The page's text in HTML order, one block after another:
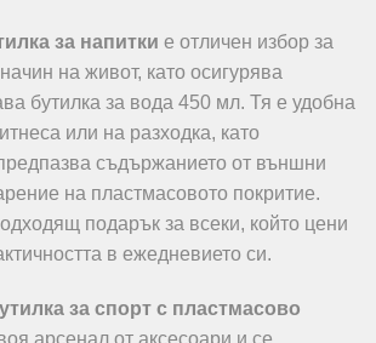
за напитки е отличен избор за
на живот, като осигурява
бутилка за вода 450 мл. Тя е удобна
или на разходка, като
съдържанието от външни
на пластмасовото покритие.
подарък за всеки, който цени
в ежедневието си.
за спорт с пластмасово